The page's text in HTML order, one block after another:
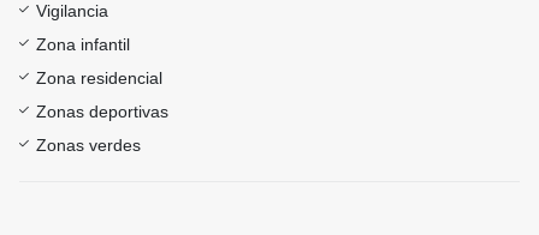
Vigilancia
Zona infantil
Zona residencial
Zonas deportivas
Zonas verdes